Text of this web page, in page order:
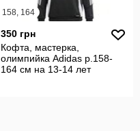
158, 164
350 грн
Кофта, мастерка,
олимпийка Adidas р.158-
164 см на 13-14 лет